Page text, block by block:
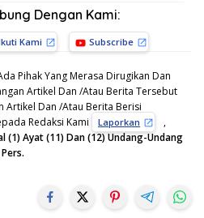
Dengan Kami:
Kami Subscribe
Pihak Yang Merasa Dirugikan Dan
Artikel Dan /Atau Berita Tersebut
Artikel Dan /Atau Berita Berisi
Redaksi Kami
Laporkan
,
(1) Ayat (11) Dan (12) Undang-Undang